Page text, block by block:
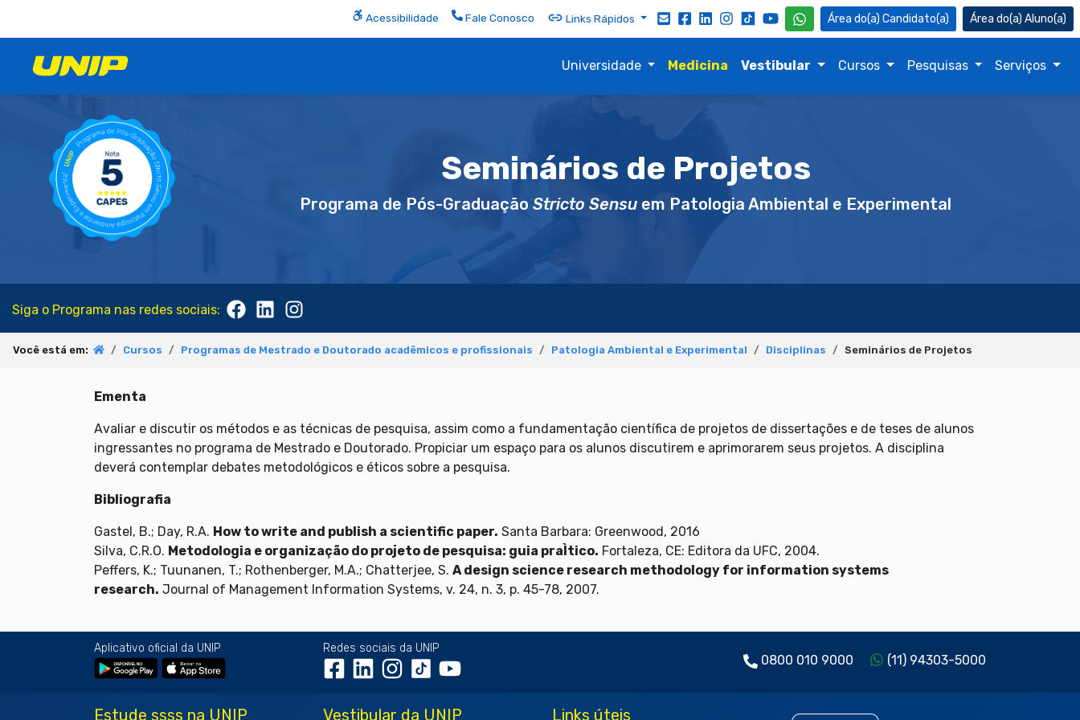
Acessibilidade Fale Conosco Links Rápidos Candidato(a) Aluno(a)
Universidade Medicina Vestibular Cursos Pesquisas Serviços
Seminários de Projetos
Programa de Pós-Graduação Stricto Sensu em Patologia Ambiental e Experimental
Siga o Programa nas redes sociais:
Você está em: Cursos Programas de Mestrado e Doutorado acadêmicos e profissionais Patologia Ambiental e Experimental Disciplinas Seminários de Projetos
Ementa
Avaliar e discutir os métodos e as técnicas de pesquisa, assim como a fundamentação científica de projetos de dissertações e de teses de alunos
ingressantes no programa de Mestrado e Doutorado. Propiciar um espaço para os alunos discutirem e aprimorarem seus projetos. A disciplina
deverá contemplar debates metodológicos e éticos sobre a pesquisa.
Bibliografia
Gastel, B.; Day, R.A. How to write and publish a scientific paper. Santa Barbara: Greenwood, 2016
Silva, C.R.O. Metodologia e organização do projeto de pesquisa: guia praÌtico. Fortaleza, CE: Editora da UFC, 2004.
Peffers, K.; Tuunanen, T.; Rothenberger, M.A.; Chatterjee, S. A design science research methodology for information systems
research. Journal of Management Information Systems, v. 24, n. 3, p. 45-78, 2007.
Aplicativo oficial da UNIP Redes sociais da UNIP
0800 010 9000 (11) 94303-5000
Estude ssss na UNIP Vestibular da UNIP Links úteis